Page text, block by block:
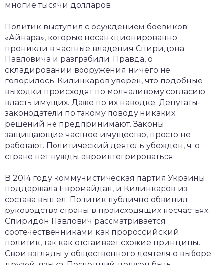
многие тысячи долларов.
Политик выступил с осуждением боевиков
«Айнара», которые несанкционированно
проникли в частные владения Спиридона
Павловича и разграбили. Правда, о
складировании вооружения ничего не
говорилось. Килинкаров уверен, что подобные
выходки происходят по молчаливому согласию
власть имущих. Даже по их наводке. Депутаты-
законодатели по такому поводу никаких
решений не предпринимают. Законы,
защищающие частное имущество, просто не
работают. Политический деятель убежден, что
стране нет нужды евроинтегрироваться.
В 2014 году коммунистическая партия Украины
поддержала Евромайдан, и Килинкаров из
состава вышел. Политик публично обвинил
руководство страны в происходящих несчастьях.
Спиридон Павлович рассматривается
соотечественниками как пророссийский
политик, так как отстаивает схожие принципы.
Свои взгляды у общественного деятеля о выборе